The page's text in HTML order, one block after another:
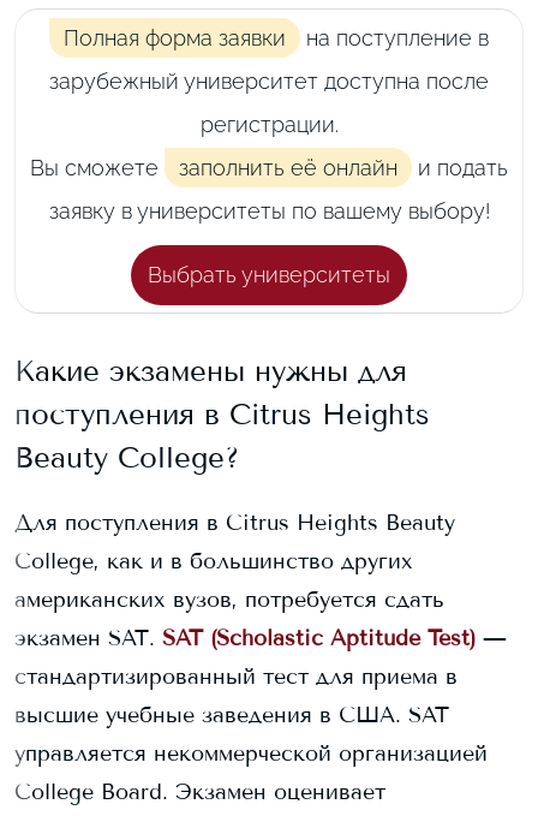
Полная форма заявки
на поступление в
зарубежный университет доступна после
регистрации.
Вы сможете
заполнить её онлайн
и подать
заявку в университеты по вашему выбору!
Выбрать университеты
Какие экзамены нужны для
поступления в Citrus Heights
Beauty College?
Для поступления в Citrus Heights Beauty
College, как и в большинство других
американских вузов, потребуется сдать
экзамен SAT. SAT (Scholastic Aptitude Test) —
стандартизированный тест для приема в
высшие учебные заведения в США. SAT
управляется некоммерческой организацией
College Board. Экзамен оценивает